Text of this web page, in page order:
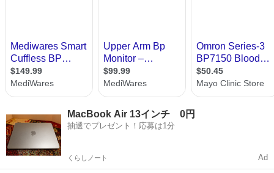
MacBook Air 13インチ 0円
抽選でプレゼント！応募は1分
くらしノート Ad